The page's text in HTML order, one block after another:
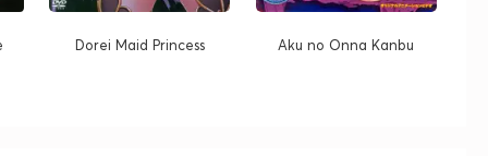
Dorei Maid Princess Aku no Onna Kanbu